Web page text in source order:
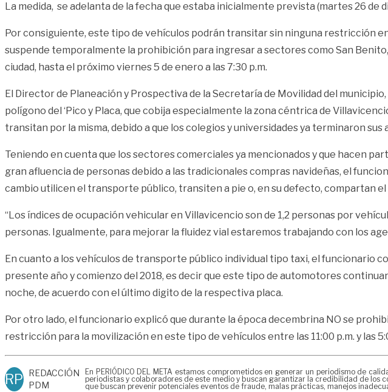
La medida, se adelanta de la fecha que estaba inicialmente prevista (martes 26 de
Por consiguiente, este tipo de vehículos podrán transitar sin ninguna restricción
suspende temporalmente la prohibición para ingresar a sectores como San
ciudad, hasta el próximo viernes 5 de enero a las 7:30 p.m.
El Director de Planeación y Prospectiva de la Secretaría de Movilidad del
polígono del ‘Pico y Placa, que cobija especialmente la zona céntrica de
transitan por la misma, debido a que los colegios y universidades ya terminaron sus
Teniendo en cuenta que los sectores comerciales ya mencionados y que hacen
gran afluencia de personas debido a las tradicionales compras navideñas, el
cambio utilicen el transporte público, transiten a pie o, en su defecto, compartan
“Los índices de ocupación vehicular en Villavicencio son de 1,2 personas por
personas. Igualmente, para mejorar la fluidez vial estaremos trabajando con los
En cuanto a los vehículos de transporte público individual tipo taxi, el funcionario
presente año y comienzo del 2018, es decir que este tipo de automotores
noche, de acuerdo con el último digito de la respectiva placa.
Por otro lado, el funcionario explicó que durante la época decembrina NO se
restricción para la movilización en este tipo de vehículos entre las 11:00 p.m. y las
RP
REDACCIÓN
PDM
En PERIÓDICO DEL META estamos comprometidos en generar un periodismo de
periodistas y colaboradores de este medio y buscan garantizar la credibilidad de los
que buscan prevenir potenciales eventos de fraude, malas prácticas, manejos